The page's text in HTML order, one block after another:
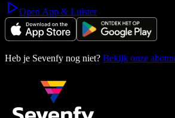
Open App & Luister
Heb je Sevenfy nog niet? Bekijk onze